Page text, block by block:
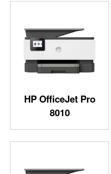
HP OfficeJet Pro
8010